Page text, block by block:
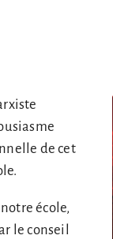
de cet
école,
le conseil